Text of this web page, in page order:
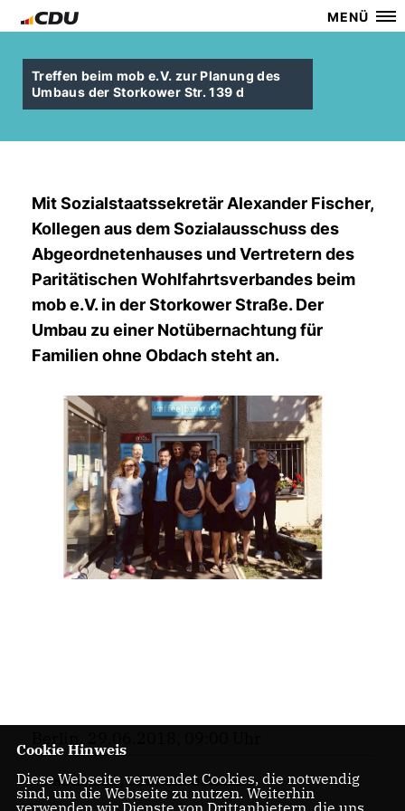
MENÜ
Treffen beim mob e.V. zur Planung des
Umbaus der Storkower Str. 139 d
Mit Sozialstaatssekretär Alexander Fischer,
Kollegen aus dem Sozialausschuss des
Abgeordnetenhauses und Vertretern des
Paritätischen Wohlfahrtsverbandes beim
mob e.V. in der Storkower Straße. Der
Umbau zu einer Notübernachtung für
Familien ohne Obdach steht an.
SOZIALES,OBDACHLOSIGKEIT
Cookie Hinweis
Diese Webseite verwendet Cookies, die notwendig
sind, um die Webseite zu nutzen. Weiterhin
verwenden wir Dienste von Drittanbietern, die uns